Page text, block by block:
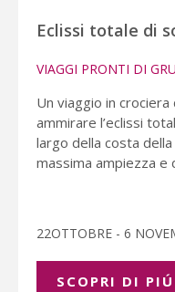
Eclissi totale di
VIAGGI PRONTI DI
Un viaggio in
ammirare l’eclissi
largo della costa
massima ampiezza e
22OTTOBRE - 6
SCOPRI DI PIÚ